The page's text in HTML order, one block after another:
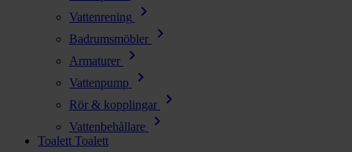
Vattenrening chevron_right
Badrumsmöbler chevron_right
Armaturer chevron_right
Vattenpump chevron_right
Rör & kopplingar chevron_right
Vattenbehållare chevron_right
Toalett Toalett